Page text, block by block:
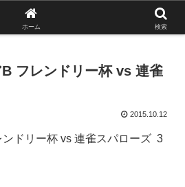
スイング！境南ブレーブス！
フレンドリー杯 vs 連雀
2015.10.12
ドリー杯 vs 連雀スパローズ 3
ホーム 検索